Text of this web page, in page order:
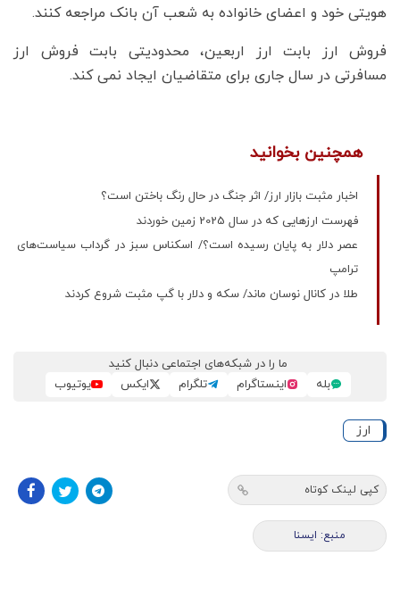
هویتی خود و اعضای خانواده به شعب آن بانک مراجعه کنند.
‌فروش ارز بابت ارز اربعین، محدودیتی بابت فروش ارز
مسافرتی در سال جاری برای متقاضیان ایجاد نمی کند.
همچنین بخوانید
اخبار مثبت بازار ارز/ اثر جنگ در حال رنگ باختن است؟
فهرست ارزهایی که در سال 2025 زمین خوردند
عصر دلار به پایان رسیده است؟/ اسکناس سبز در گرداب سیاست‌های
ترامپ
طلا در کانال نوسان ماند/ سکه و دلار با گپ مثبت شروع کردند
ما را در شبکه‌های اجتماعی دنبال کنید
بله
اینستاگرام تلگرام ایکس یوتیوب
ارز
کپی لینک کوتاه
منبع: ایسنا